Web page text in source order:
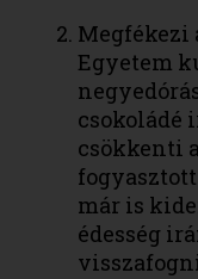
Megfékezi
Egyetem
csokoládé
csökkenti
már is
édesség